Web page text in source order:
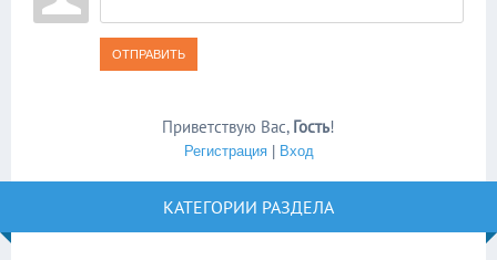
ОТПРАВИТЬ
Приветствую Вас, Гость!
Регистрация| Вход
КАТЕГОРИИ РАЗДЕЛА